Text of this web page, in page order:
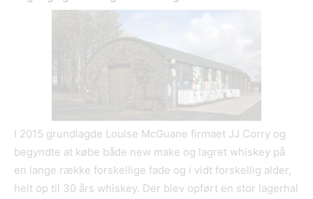
I 2015 grundlagde Louise McGuane firmaet JJ Corry og
begyndte at købe både new make og lagret whiskey på
en lange række forskellige fade og i vidt forskellig alder,
helt op til 30 års whiskey. Der blev opført en stor lagerhal